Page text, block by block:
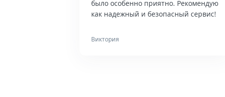
было особенно приятно. Рекомендую
как надежный и безопасный сервис!
Виктория